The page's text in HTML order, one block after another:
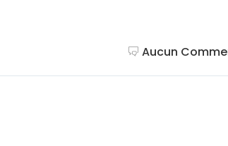
Aucun